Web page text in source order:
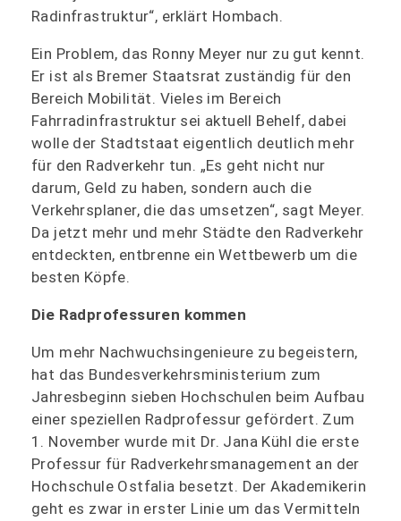
Radinfrastruktur“, erklärt Hombach.
Ein Problem, das Ronny Meyer nur zu gut kennt.
Er ist als Bremer Staatsrat zuständig für den
Bereich Mobilität. Vieles im Bereich
Fahrradinfrastruktur sei aktuell Behelf, dabei
wolle der Stadtstaat eigentlich deutlich mehr
für den Radverkehr tun. „Es geht nicht nur
darum, Geld zu haben, sondern auch die
Verkehrsplaner, die das umsetzen“, sagt Meyer.
Da jetzt mehr und mehr Städte den Radverkehr
entdeckten, entbrenne ein Wettbewerb um die
besten Köpfe.
Die Radprofessuren kommen
Um mehr Nachwuchsingenieure zu begeistern,
hat das Bundesverkehrsministerium zum
Jahresbeginn sieben Hochschulen beim Aufbau
einer speziellen Radprofessur gefördert. Zum
1. November wurde mit Dr. Jana Kühl die erste
Professur für Radverkehrsmanagement an der
Hochschule Ostfalia besetzt. Der Akademikerin
geht es zwar in erster Linie um das Vermitteln